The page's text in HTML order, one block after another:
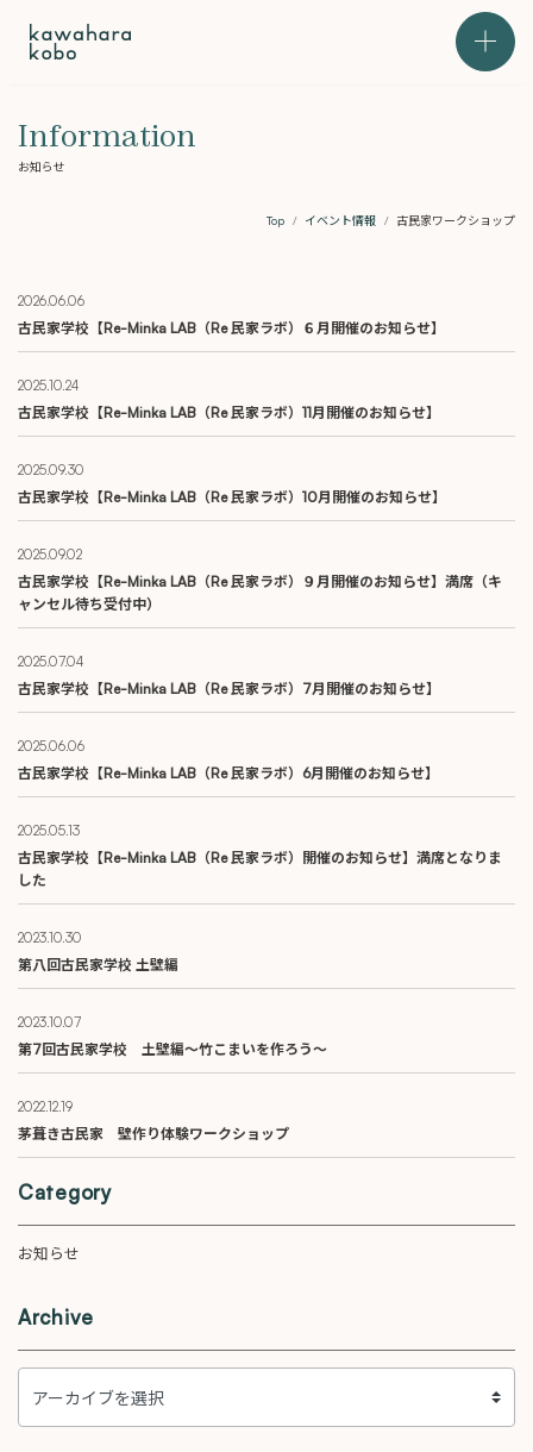
メニュ
Information
お知らせ
Top イベント情報 古民家ワークショップ
2026.06.06
古民家学校【Re-Minka LAB（Re 民家ラボ）６月開催のお知らせ】
2025.10.24
古民家学校【Re-Minka LAB（Re 民家ラボ）11月開催のお知らせ】
2025.09.30
古民家学校【Re-Minka LAB（Re 民家ラボ）10月開催のお知らせ】
2025.09.02
古民家学校【Re-Minka LAB（Re 民家ラボ）９月開催のお知らせ】満席（キ
ャンセル待ち受付中）
2025.07.04
古民家学校【Re-Minka LAB（Re 民家ラボ）7月開催のお知らせ】
2025.06.06
古民家学校【Re-Minka LAB（Re 民家ラボ）6月開催のお知らせ】
2025.05.13
古民家学校【Re-Minka LAB（Re 民家ラボ）開催のお知らせ】満席となりま
した
2023.10.30
第八回古民家学校 土壁編
2023.10.07
第7回古民家学校 土壁編～竹こまいを作ろう～
2022.12.19
茅葺き古民家 壁作り体験ワークショップ
Category
お知らせ
Archive